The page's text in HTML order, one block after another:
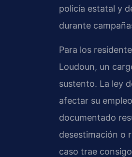
policía estatal y
durante
Para los
Loudoun, un
sustento. La ley
afectar su
documentado
desestimación o
caso trae